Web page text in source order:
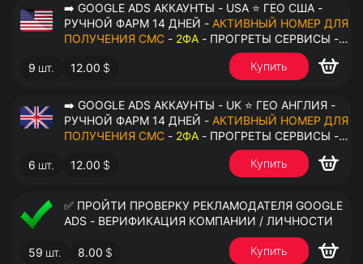
➡️ GOOGLE ADS АККАУНТЫ - USA ⭐ ГЕО США -
РУЧНОЙ ФАРМ 14 ДНЕЙ - АКТИВНЫЙ НОМЕР ДЛЯ
ПОЛУЧЕНИЯ СМС - 2ФА - ПРОГРЕТЫ СЕРВИСЫ -
9 шт. 12.00 $ Купить
➡️ GOOGLE ADS АККАУНТЫ - UK ⭐ ГЕО АНГЛИЯ -
РУЧНОЙ ФАРМ 14 ДНЕЙ - АКТИВНЫЙ НОМЕР ДЛЯ
ПОЛУЧЕНИЯ СМС - 2ФА - ПРОГРЕТЫ СЕРВИСЫ -
6 шт. 12.00 $ Купить
✅ ПРОЙТИ ПРОВЕРКУ РЕКЛАМОДАТЕЛЯ GOOGLE
ADS - ВЕРИФИКАЦИЯ КОМПАНИИ / ЛИЧНОСТИ
59 шт. 8.00 $ Купить